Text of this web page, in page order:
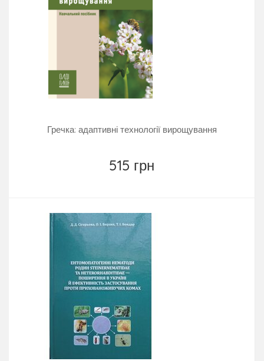
Гречка: адаптивні технології вирощування
515 грн